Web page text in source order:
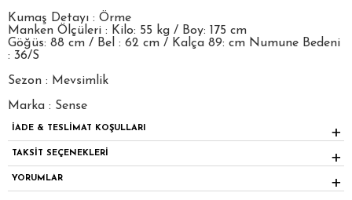
Kumaş Detayı : Örme
Manken Ölçüleri : Kilo: 55 kg / Boy: 175 cm
Göğüs: 88 cm / Bel : 62 cm / Kalça 89: cm Numune Bedeni
: 36/S
Sezon : Mevsimlik
Marka : Sense
İADE & TESLİMAT KOŞULLARI
TAKSİT SEÇENEKLERİ
YORUMLAR